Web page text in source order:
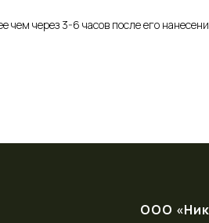
чем через 3-6 часов после его
ООО